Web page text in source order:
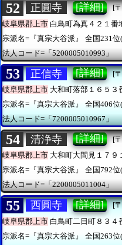
52 正圓寺 [詳細]
[
岐阜県郡上市 白鳥町為真４２１番
宗派名=『真宗大谷派』
全国231位
法人コード=「5200005010993」
53 正信寺 [詳細]
[
岐阜県郡上市 大和町落部１６５３
宗派名=『真宗大谷派』
全国406位
法人コード=「7200005010967」
54 清浄寺 [詳細]
[
岐阜県郡上市 大和町大間見１７９
宗派名=『真宗大谷派』
全国792位
法人コード=「2200005011004」
55 西圓寺 [詳細]
[
岐阜県郡上市 白鳥町二日町８３４
宗派名=『真宗大谷派』
全国263位